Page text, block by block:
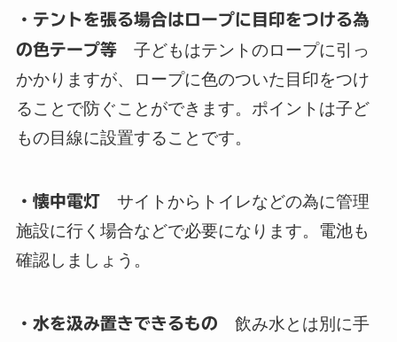
・テントを張る場合はロープに目印をつける為
の色テープ等 子どもはテントのロープに引っ
かかりますが、ロープに色のついた目印をつけ
ることで防ぐことができます。ポイントは子ど
もの目線に設置することです。
・懐中電灯サイトからトイレなどの為に管理
施設に行く場合などで必要になります。電池も
確認しましょう。
・水を汲み置きできるもの 飲み水とは別に手